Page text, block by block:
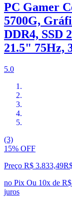
PC Gamer
5700G,
DDR4, SSD
21.5" 75Hz,
5.0
(3)
15% OFF
Preço R$ 3.833,49
no Pix Ou 10x de
juros